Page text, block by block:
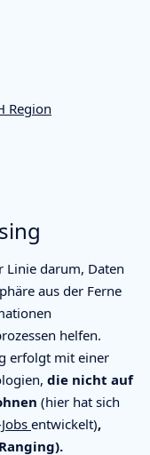
Region
Linie darum, Daten
aus der Ferne
helfen.
erfolgt mit einer
die nicht auf
(hier hat sich
entwickelt),